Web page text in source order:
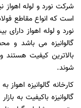
شرکت نورد و لوله اهواز
است که انواع مقاطع
گالوانیزه می باشد و
بالاترین کیفیت هستند
شوند.
کارخانه گالوانیزه
گالوانیزه باکیفیت به